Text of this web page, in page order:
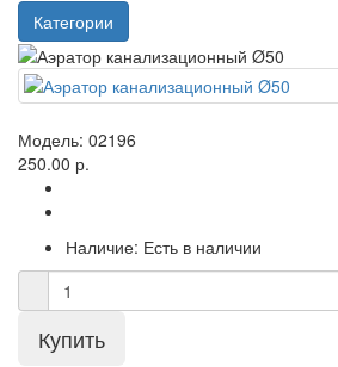
Категории
Модель: 02196
250.00 р.
Наличие: Есть в наличии